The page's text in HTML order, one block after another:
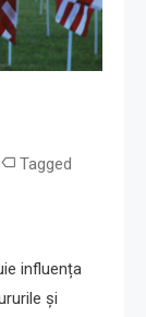
Tagged
influența
și